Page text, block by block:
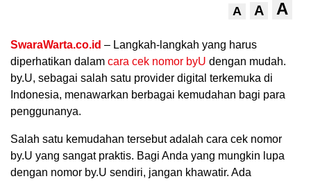
A A A
SwaraWarta.co.id – Langkah-langkah yang harus
diperhatikan dalam cara cek nomor byU dengan mudah.
by.U, sebagai salah satu provider digital terkemuka di
Indonesia, menawarkan berbagai kemudahan bagi para
penggunanya.
Salah satu kemudahan tersebut adalah cara cek nomor
by.U yang sangat praktis. Bagi Anda yang mungkin lupa
dengan nomor by.U sendiri, jangan khawatir. Ada